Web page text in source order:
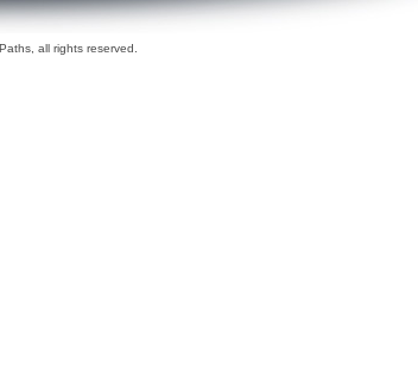
all rights reserved.